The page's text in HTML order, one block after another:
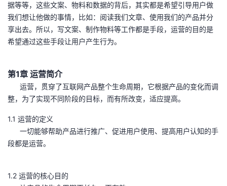
坛
圈
子
的
直
我
的
动
我
关
的
课
我
的
证
我
实
的
技
术
持
的
云
建
据等等，这些文案、物料和数据的背后，其实都是希望引导用户做
我们想让他做的事情，比如：阅读我们文章、使用我们的产品并分
享出去。所以，写文案、制作物料等工作都是手段，运营的目的是
希望通过这些手段让用户产生行为。
第1章 运营简介
运营，贯穿了互联网产品整个生命周期，它根据产品的变化而调
整，为了实现不同阶段的目标，而有所改变，适应提高。
1.1 运营的定义
一切能够帮助产品进行推广、促进用户使用、提高用户认知的手
段都是运营。
1.2 运营的核心目的